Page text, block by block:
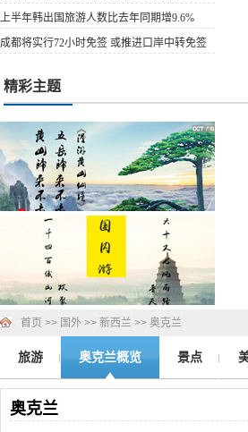
上半年韩出国旅游人数比去年同期增9.6%
成都将实行72小时免签 或推进口岸中转免签
精彩主题
首页 >> 国外 >> 新西兰 >> 奥克兰
旅游 奥克兰概览 景点
奥克兰